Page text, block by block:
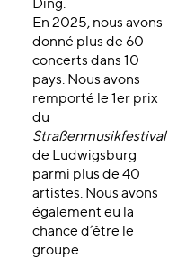
Ding.
En 2025, nous avons
donné plus de 60
concerts dans 10
pays. Nous avons
remporté le 1er prix
du
Straßenmusikfestival
de Ludwigsburg
parmi plus de 40
artistes. Nous avons
également eu la
chance d’être le
groupe